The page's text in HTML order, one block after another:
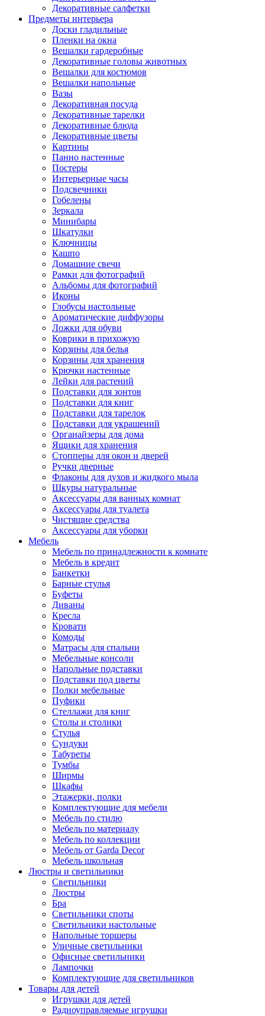
Декоративные салфетки
Предметы интерьера
Доски гладильные
Пленки на окна
Вешалки гардеробные
Декоративные головы животных
Вешалки для костюмов
Вешалки напольные
Вазы
Декоративная посуда
Декоративные тарелки
Декоративные блюда
Декоративные цветы
Картины
Панно настенные
Постеры
Интерьерные часы
Подсвечники
Гобелены
Зеркала
Минибары
Шкатулки
Ключницы
Кашпо
Домашние свечи
Рамки для фотографий
Альбомы для фотографий
Иконы
Глобусы настольные
Ароматические диффузоры
Ложки для обуви
Коврики в прихожую
Корзины для белья
Корзины для хранения
Крючки настенные
Лейки для растений
Подставки для зонтов
Подставки для книг
Подставки для тарелок
Подставки для украшений
Органайзеры для дома
Ящики для хранения
Стопперы для окон и дверей
Ручки дверные
Флаконы для духов и жидкого мыла
Шкуры натуральные
Аксессуары для ванных комнат
Аксессуары для туалета
Чистящие средства
Аксессуары для уборки
Мебель
Мебель по принадлежности к комнате
Мебель в кредит
Банкетки
Барные стулья
Буфеты
Диваны
Кресла
Кровати
Комоды
Матрасы для спальни
Мебельные консоли
Напольные подставки
Подставки под цветы
Полки мебельные
Пуфики
Стеллажи для книг
Столы и столики
Стулья
Сундуки
Табуреты
Тумбы
Ширмы
Шкафы
Этажерки, полки
Комплектующие для мебели
Мебель по стилю
Мебель по материалу
Мебель по коллекции
Мебель от Garda Decor
Мебель школьная
Люстры и светильники
Светильники
Люстры
Бра
Светильники споты
Светильники настольные
Напольные торшеры
Уличные светильники
Офисные светильники
Лампочки
Комплектующие для светильников
Товары для детей
Игрушки для детей
Радиоуправляемые игрушки